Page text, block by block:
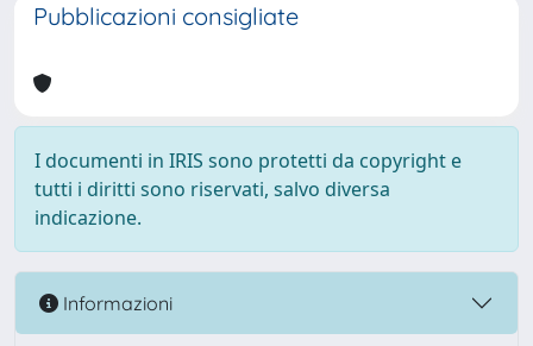
Pubblicazioni consigliate
I documenti in IRIS sono protetti da copyright e
tutti i diritti sono riservati, salvo diversa
indicazione.
Informazioni